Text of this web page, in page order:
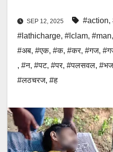
SEP 12, 2025 #action,
#lathicharge, #lclam, #man,
#अब, #एक, #क, #कर, #गज,
, #न, #पट, #पर, #पलसवल,
#लठचरज, #ह